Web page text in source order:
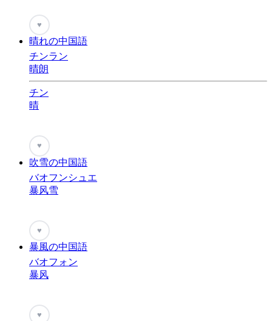
♥
晴れの中国語
チンラン
晴朗
チン
晴
♥
吹雪の中国語
バオフンシュエ
暴风雪
♥
暴風の中国語
バオフォン
暴风
♥